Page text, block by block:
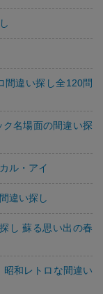
間違い探し全120問
ク名場面の間違い探
ル・アイ
違い探し
し 蘇る思い出の春
和レトロな間違い